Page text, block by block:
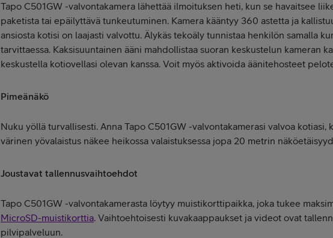
Tapo C501GW -valvontakamera lähettää ilmoituksen heti, kun se havaitsee
paketista tai epäilyttävä tunkeutuminen. Kamera kääntyy 360 astetta ja
ansiosta kotisi on laajasti valvottu. Älykäs tekoäly tunnistaa henkilön samalla
tarvittaessa. Kaksisuuntainen ääni mahdollistaa suoran keskustelun kameran
keskustella kotiovellasi olevan kanssa. Voit myös aktivoida äänitehosteet
Pimeänäkö
Nuku yöllä turvallisesti. Anna Tapo C501GW -valvontakamerasi valvoa kotiasi,
värinen yövalaistus näkee heikossa valaistuksessa jopa 20 metrin
Joustavat tallennusvaihtoehdot
Tapo C501GW -valvontakamerasta löytyy muistikorttipaikka, joka tukee
MicroSD-muistikorttia. Vaihtoehtoisesti kuvakaappaukset ja videot ovat
pilvipalveluun.